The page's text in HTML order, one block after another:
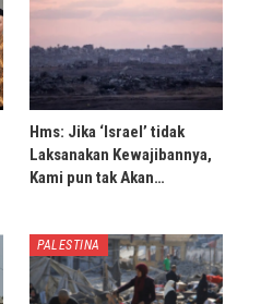
Hms: Jika ‘Israel’ tidak
Laksanakan Kewajibannya,
Kami pun tak Akan…
PALESTINA